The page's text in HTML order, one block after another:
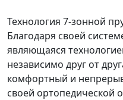
Технология 7-зонной
Благодаря своей
являющаяся
независимо друг от
комфортный и
своей ортопедической